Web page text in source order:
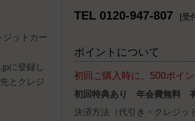
ジットカー
に登録し
とクレジ
TEL 0120-947-807
[受
ポイントについて
初回ご購入時に、500ポイ
初回特典あり 年会費無料
決済方法（代引き・クレジッ